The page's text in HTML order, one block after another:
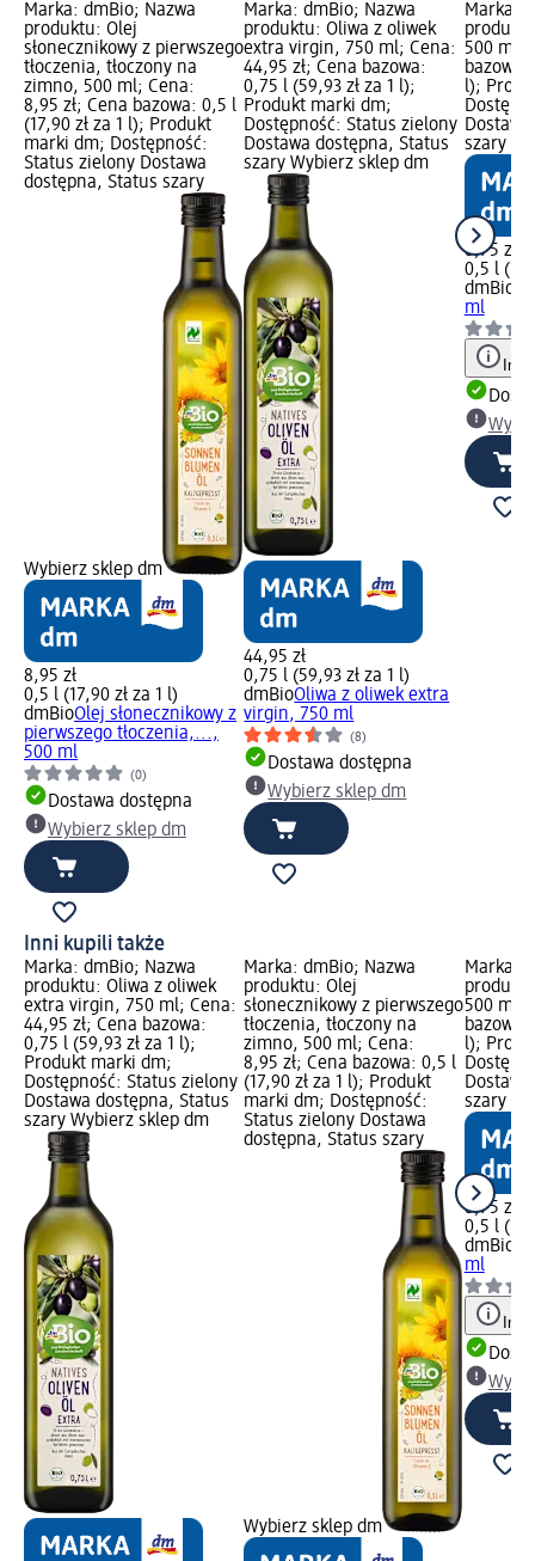
Marka: dmBio; Nazwa
produktu: Olej
słonecznikowy z pierwszego
tłoczenia, tłoczony na
zimno, 500 ml; Cena:
8,95 zł; Cena bazowa: 0,5 l
(17,90 zł za 1 l); Produkt
marki dm; Dostępność:
Status zielony Dostawa
dostępna, Status szary
Wybierz sklep dm
8,95 zł
0,5 l (17,90 zł za 1 l)
dmBioOlej słonecznikowy z
pierwszego tłoczenia,...,
500 ml
(0)
Dostawa dostępna
Wybierz sklep dm
Marka: dmBio; Nazwa
produktu: Oliwa z oliwek
extra virgin, 750 ml; Cena:
44,95 zł; Cena bazowa:
0,75 l (59,93 zł za 1 l);
Produkt marki dm;
Dostępność: Status zielony
Dostawa dostępna, Status
szary Wybierz sklep dm
44,95 zł
0,75 l (59,93 zł za 1 l)
dmBioOliwa z oliwek extra
virgin, 750 ml
(8)
Dostawa dostępna
Wybierz sklep dm
Marka:
500 ml;
bazowa:
l);
szary
8,75 zł
0,5 l
dmBio
ml
Inni kupili także
Marka: dmBio; Nazwa
produktu: Oliwa z oliwek
extra virgin, 750 ml; Cena:
44,95 zł; Cena bazowa:
0,75 l (59,93 zł za 1 l);
Produkt marki dm;
Dostępność: Status zielony
Dostawa dostępna, Status
szary Wybierz sklep dm
Marka: dmBio; Nazwa
produktu: Olej
słonecznikowy z pierwszego
tłoczenia, tłoczony na
zimno, 500 ml; Cena:
8,95 zł; Cena bazowa: 0,5 l
(17,90 zł za 1 l); Produkt
marki dm; Dostępność:
Status zielony Dostawa
dostępna, Status szary
Wybierz sklep dm
Marka:
500 ml;
bazowa:
l);
szary
8,75 zł
0,5 l
dmBio
ml